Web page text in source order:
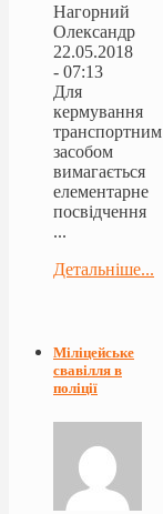
Нагорний
Олександр
22.05.2018
- 07:13
Для
кермування
транспортним
засобом
вимагається
елементарне
посвідчення
...
Детальніше...
Міліцейське
свавілля в
поліції